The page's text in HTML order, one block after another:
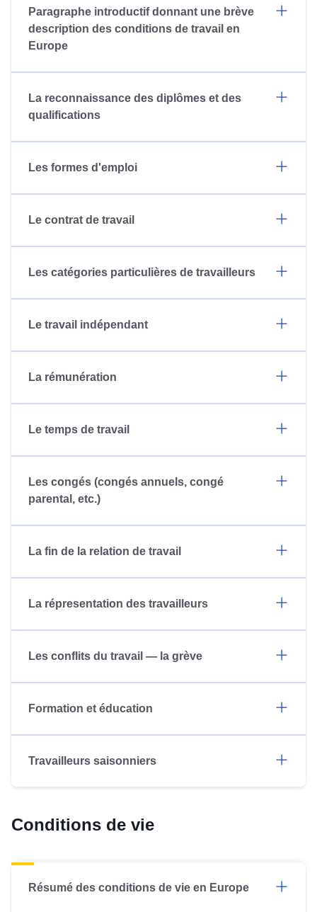
Paragraphe introductif donnant une brève
description des conditions de travail en
Europe
La reconnaissance des diplômes et des
qualifications
Les formes d'emploi
Le contrat de travail
Les catégories particulières de travailleurs
Le travail indépendant
La rémunération
Le temps de travail
Les congés (congés annuels, congé
parental, etc.)
La fin de la relation de travail
La répresentation des travailleurs
Les conflits du travail — la grève
Formation et éducation
Travailleurs saisonniers
Conditions de vie
Résumé des conditions de vie en Europe